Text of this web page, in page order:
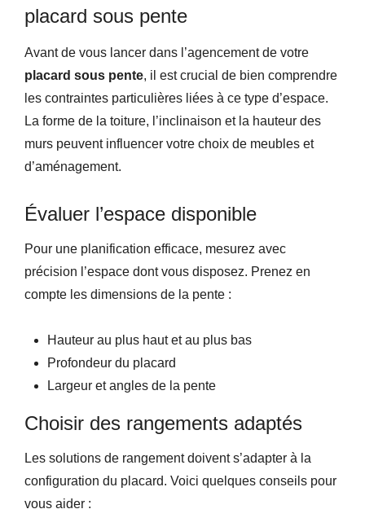
placard sous pente
Avant de vous lancer dans l’agencement de votre
placard sous pente, il est crucial de bien comprendre
les contraintes particulières liées à ce type d’espace.
La forme de la toiture, l’inclinaison et la hauteur des
murs peuvent influencer votre choix de meubles et
d’aménagement.
Évaluer l’espace disponible
Pour une planification efficace, mesurez avec
précision l’espace dont vous disposez. Prenez en
compte les dimensions de la pente :
Hauteur au plus haut et au plus bas
Profondeur du placard
Largeur et angles de la pente
Choisir des rangements adaptés
Les solutions de rangement doivent s’adapter à la
configuration du placard. Voici quelques conseils pour
vous aider :